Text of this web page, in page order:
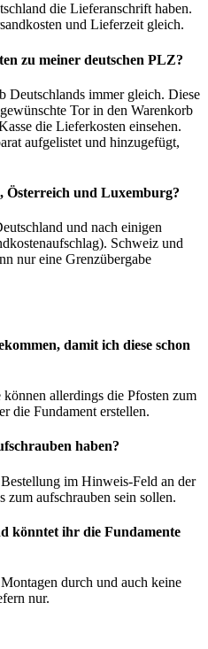
die Lieferanschrift haben.
und Lieferzeit gleich.
zu meiner deutschen PLZ?
Deutschlands immer gleich. Diese
Tor in den Warenkorb
die Lieferkosten einsehen.
aufgelistet und hinzugefügt,
Österreich und Luxemburg?
und nach einigen
Schweiz und
nur eine Grenzübergabe
damit ich diese schon
allerdings die Pfosten zum
die Fundament erstellen.
haben?
im Hinweis-Feld an der
zum aufschrauben sein sollen.
könntet ihr die Fundamente
durch und auch keine
nur.